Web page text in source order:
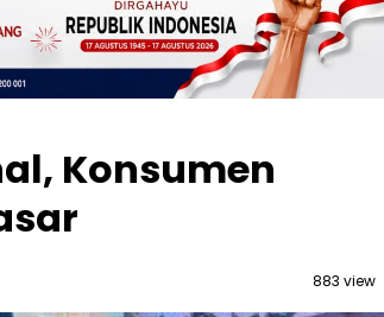
Konsumen
883 view